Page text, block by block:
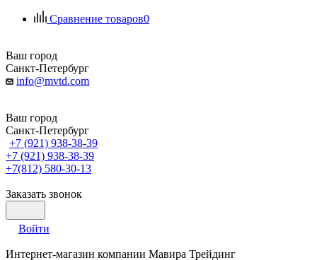
Сравнение товаров0
Ваш город
Санкт-Петербург
info@mvtd.com
Ваш город
Санкт-Петербург
+7 (921) 938-38-39
+7 (921) 938-38-39
+7(812) 580-30-13
Заказать звонок
Войти
Интернет-магазин компании Мавира Трейдинг